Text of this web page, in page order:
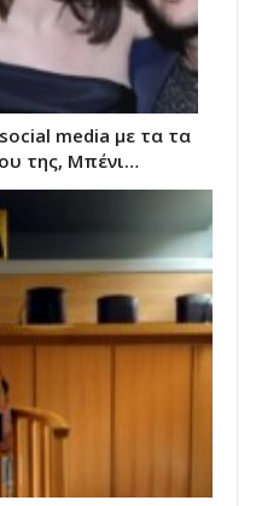
media με τα τα
της, Μπένι…